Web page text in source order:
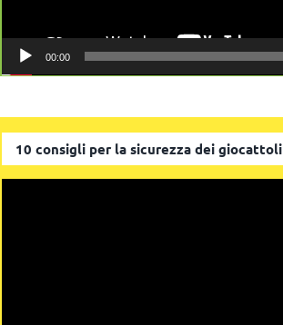
00:00
10 consigli per la sicurezza dei giocattoli